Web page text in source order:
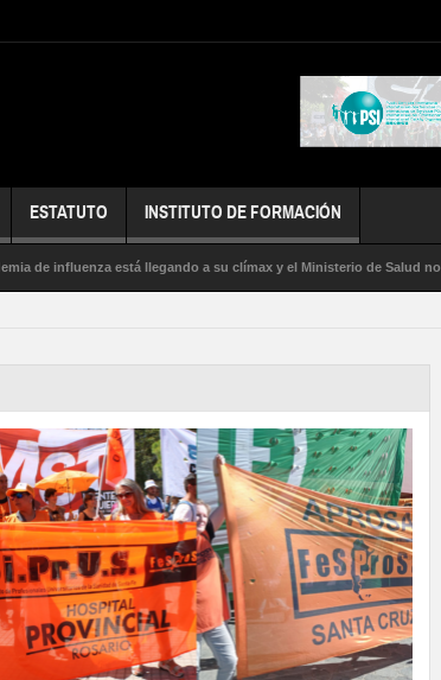
ESTATUTO INSTITUTO DE FORMACIÓN
está llegando a su clímax y el Ministerio de Salud no hace nada